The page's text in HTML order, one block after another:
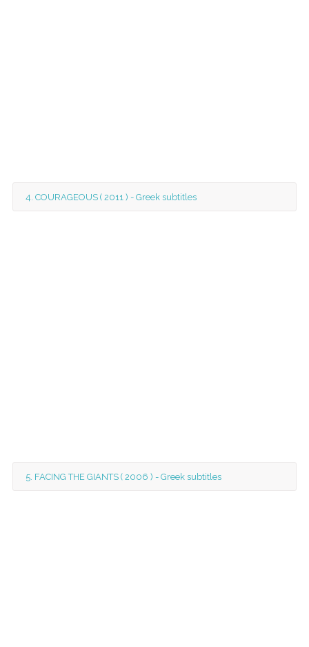
4. COURAGEOUS ( 2011 ) - Greek subtitles
5. FACING THE GIANTS ( 2006 ) - Greek subtitles